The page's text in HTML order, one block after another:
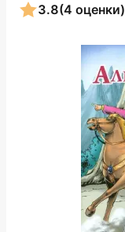
3.8(4 оценки)